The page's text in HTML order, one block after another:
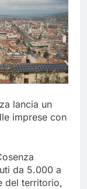
lancia un
imprese con
da 5.000 a
del territorio,